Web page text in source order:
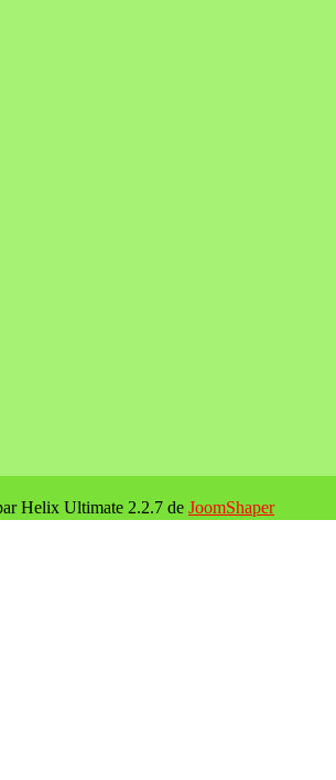
Helix Ultimate 2.2.7 de JoomShaper